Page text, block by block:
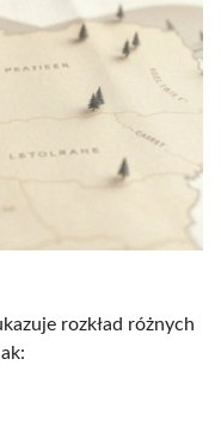
rozkład różnych